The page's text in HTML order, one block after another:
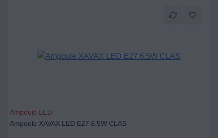
Ampoule LED
Ampoule XAVAX LED E27 6.5W CLAS